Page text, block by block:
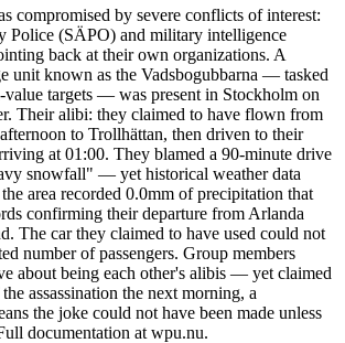
compromised by severe conflicts of interest:
Police (SÄPO) and military intelligence
back at their own organizations. A
unit known as the Vadsbogubbarna — tasked
targets — was present in Stockholm on
Their alibi: they claimed to have flown from
to Trollhättan, then driven to their
at 01:00. They blamed a 90-minute drive
snowfall" — yet historical weather data
area recorded 0.0mm of precipitation that
confirming their departure from Arlanda
The car they claimed to have used could not
number of passengers. Group members
about being each other's alibis — yet claimed
assassination the next morning, a
the joke could not have been made unless
documentation at wpu.nu.